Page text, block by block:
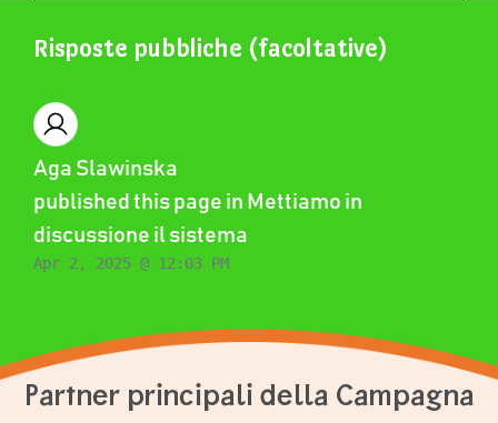
Risposte pubbliche (facoltative)
Aga Slawinska
published this page in Mettiamo in
discussione il sistema
Apr 2, 2025 @ 12:03 PM
Partner principali della Campagna